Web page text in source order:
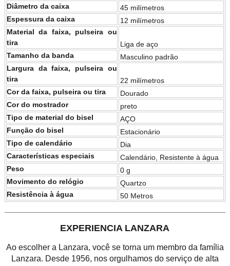
Diâmetro da caixa
45 milímetros
Espessura da caixa
12 milímetros
Material da faixa, pulseira ou
tira
Liga de aço
Tamanho da banda
Masculino padrão
Largura da faixa, pulseira ou
tira
22 milímetros
Cor da faixa, pulseira ou tira
Dourado
Cor do mostrador
preto
Tipo de material do bisel
AÇO
Função do bisel
Estacionário
Tipo de calendário
Dia
Características especiais
Calendário, Resistente à água
Peso
0 g
Movimento do relógio
Quartzo
Resistência à água
50 Metros
EXPERIENCIA LANZARA
Ao escolher a Lanzara, você se torna um membro da família
Lanzara. Desde 1956, nos orgulhamos do serviço de alta